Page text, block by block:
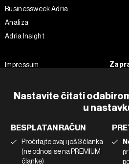
Nastavite čitati
u
BESPLATAN RAČUN
Pročitajte ovaj i još 3 članka
(ne odnosi se na PREMIUM
članke)
Businessweek Adria
Analiza
Adria Insight
Impressum
Pravila privatnosti
Korištenje umjetne inteligencije